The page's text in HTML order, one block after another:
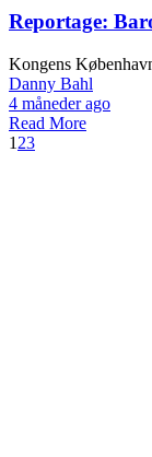
Reportage:
Kongens
Danny Bahl
4 måneder ago
Read More
1 23